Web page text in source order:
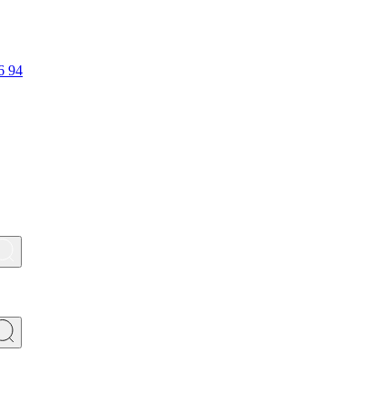
94